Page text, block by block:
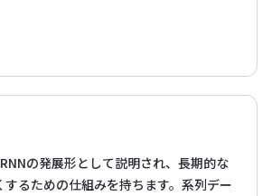
の発展形として説明され、長期的な
るための仕組みを持ちます。系列デー